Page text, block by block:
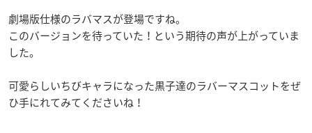
劇場版仕様のラバマスが登場ですね。
このバージョンを待っていた！という期待の声が上がっていま
した。
可愛らしいちびキャラになった黒子達のラバーマスコットをぜ
ひ手にれてみてくださいね！